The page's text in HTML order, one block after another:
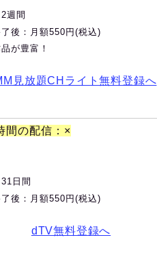
週間
後：月額550円(税込)
が豊富！
見放題CHライト無料登録へ
間の配信：×
日間
後：月額550円(税込)
dTV無料登録へ